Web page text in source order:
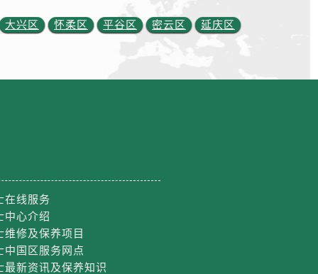
大兴区 怀柔区 平谷区 密云区 延庆区
在线服务
中心介绍
维修及保养项目
中国区服务网点
最新资讯及保养知识